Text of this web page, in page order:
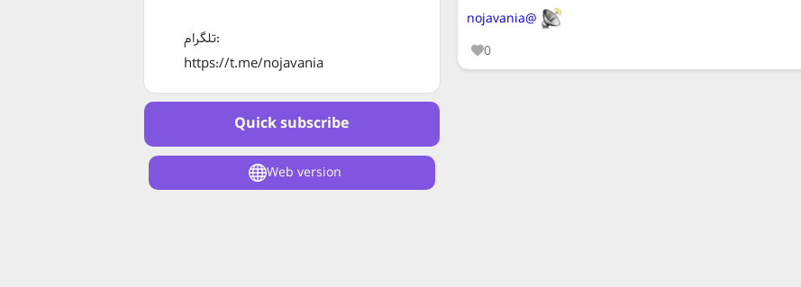
تلگرام:
https://t.me/nojavania
Quick subscribe
Web version
@nojavania
0